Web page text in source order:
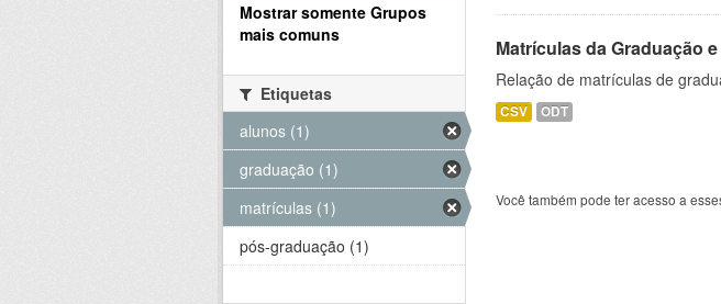
Matrículas da Graduação
Relação de matrículas de
CSV ODT
Você também pode ter acesso a
Mostrar somente Grupos
mais comuns
Etiquetas
alunos (1)
graduação (1)
matrículas (1)
pós-graduação (1)